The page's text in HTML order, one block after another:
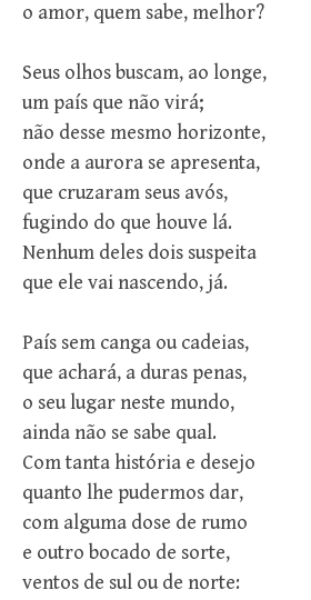
o amor, quem sabe, melhor?
Seus olhos buscam, ao longe,
um país que não virá;
não desse mesmo horizonte,
onde a aurora se apresenta,
que cruzaram seus avós,
fugindo do que houve lá.
Nenhum deles dois suspeita
que ele vai nascendo, já.
País sem canga ou cadeias,
que achará, a duras penas,
o seu lugar neste mundo,
ainda não se sabe qual.
Com tanta história e desejo
quanto lhe pudermos dar,
com alguma dose de rumo
e outro bocado de sorte,
ventos de sul ou de norte: